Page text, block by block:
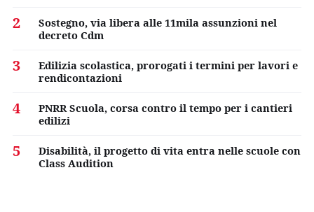
2
Sostegno, via libera alle 11mila assunzioni nel
decreto Cdm
3
Edilizia scolastica, prorogati i termini per lavori e
rendicontazioni
4
PNRR Scuola, corsa contro il tempo per i cantieri
edilizi
5
Disabilità, il progetto di vita entra nelle scuole con
Class Audition